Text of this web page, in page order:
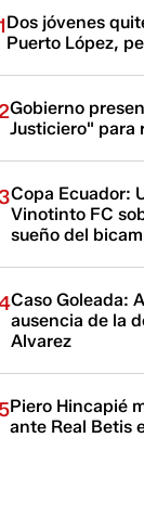
Dos jóvenes
Puerto López,
Gobierno
Justiciero" para
Copa Ecuador:
Vinotinto FC
sueño del
Caso Goleada:
ausencia de la
Alvarez
Piero Hincapié
ante Real Betis